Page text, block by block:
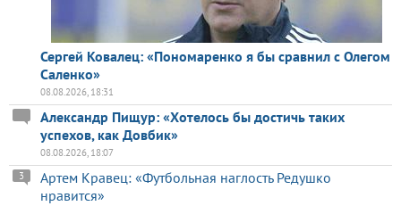
Сергей Ковалец: «Пономаренко я бы сравнил с Олегом
Саленко»
08.08.2026, 18:31
Александр Пищур: «Хотелось бы достичь таких
успехов, как Довбик»
08.08.2026, 18:07
Артем Кравец: «Футбольная наглость Редушко
нравится»
3